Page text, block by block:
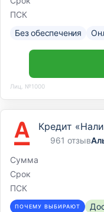
ПСК
Без обеспечения
Лиц. №1000
Кредит
961 отзыв
Сумма
Срок
ПСК
ПОЧЕМУ ВЫБИРАЮТ